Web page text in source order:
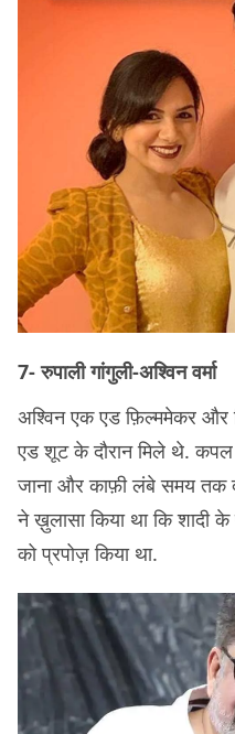
7- रुपाली गांगुली-अश्विन वर्मा
अश्विन एक एड फ़िल्ममेकर
एड शूट के दौरान मिले थे.
जाना और काफ़ी लंबे समय तक
ने ख़ुलासा किया था कि शादी
को प्रपोज़ किया था.